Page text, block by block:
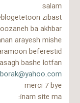
salam
zibast
ba akhbar
arayesh mishe
beferestid:
bashe lotfan
merci 7 bye
inam site ma: